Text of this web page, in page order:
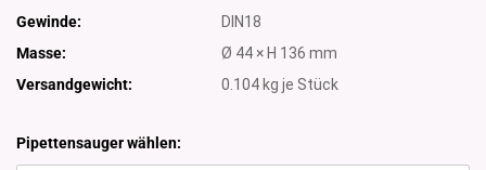
Gewinde:
DIN18
Masse:
Ø 44 × H 136 mm
Versandgewicht:
0.104 kg je Stück
Pipettensauger wählen: